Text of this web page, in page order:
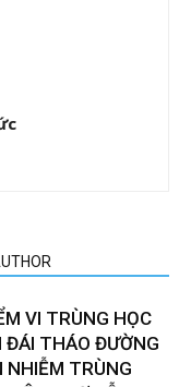
VI TRÙNG HỌC
ĐÁI THÁO ĐƯỜNG
TRÙNG